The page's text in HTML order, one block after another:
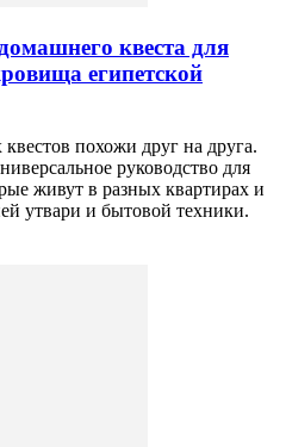
квеста для
египетской
похожи друг на друга.
руководство для
живут в разных квартирах и
утвари и бытовой техники.